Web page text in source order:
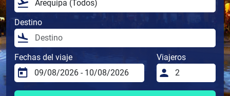
Destino
Fechas del viaje Viajeros